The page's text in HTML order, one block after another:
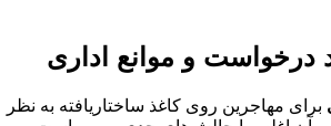
درخواست و موانع اداری
برای مهاجرین روی کاغذ ساختاریافته به نظر